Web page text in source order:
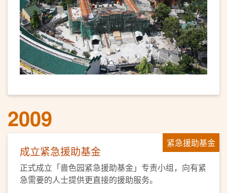
2009
紧急援助基金
成立紧急援助基金
正式成立「啬色园紧急援助基金」专责小组，向有紧
急需要的人士提供更直接的援助服务。